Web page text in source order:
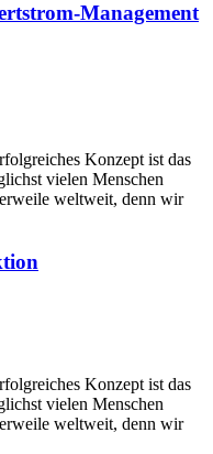
Management
Konzept ist das
vielen Menschen
weltweit, denn wir
Konzept ist das
vielen Menschen
weltweit, denn wir